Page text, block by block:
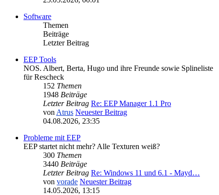
Software
Themen
Beiträge
Letzter Beitrag
EEP Tools
NOS. Albert, Berta, Hugo und ihre Freunde sowie Splineliste
für Rescheck
152 Themen
1948 Beiträge
Letzter Beitrag Re: EEP Manager 1.1 Pro
von Atrus Neuester Beitrag
04.08.2026, 23:35
Probleme mit EEP
EEP startet nicht mehr? Alle Texturen weiß?
300 Themen
3440 Beiträge
Letzter Beitrag Re: Windows 11 und 6.1 - Mayd…
von vorade Neuester Beitrag
14.05.2026, 13:15